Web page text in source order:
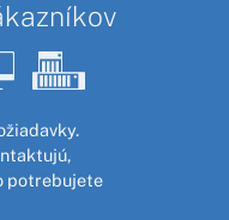
potrebujete